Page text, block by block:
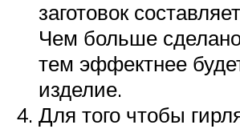
заготовок
Чем больше сделано
тем эффектнее
изделие.
Для того чтобы